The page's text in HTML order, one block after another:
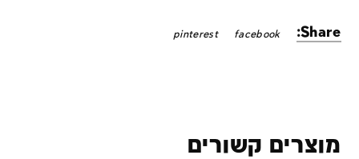
Share:
facebook
pinterest
מוצרים קשורים